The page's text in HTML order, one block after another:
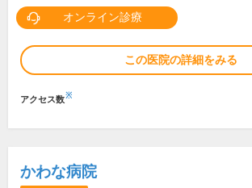
オンライン診療
この医院の詳細をみる
アクセス数※
かわな病院